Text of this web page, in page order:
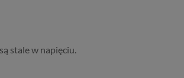
stale w napięciu.